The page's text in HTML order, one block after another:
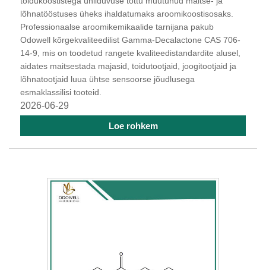
lõhnatööstuses üheks ihaldatumaks aroomikoostisosaks.
Professionaalse aroomikemikaalide tarnijana pakub
Odowell kõrgekvaliteedilist Gamma-Decalactone CAS 706-
14-9, mis on toodetud rangete kvaliteedistandardite alusel,
aidates maitsestada majasid, toidutootjaid, joogitootjaid ja
lõhnatootjaid luua ühtse sensoorse jõudlusega
esmaklassilisi tooteid.
2026-06-29
Loe rohkem